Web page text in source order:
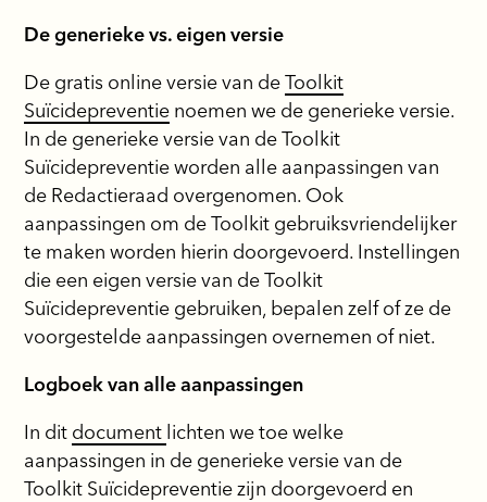
De generieke vs. eigen versie
De gratis online versie van deToolkit
Suïcidepreventie noemen we de generieke versie.
In de generieke versie van de Toolkit
Suïcidepreventie worden alle aanpassingen van
de Redactieraad overgenomen. Ook
aanpassingen om de Toolkit gebruiksvriendelijker
te maken worden hierin doorgevoerd. Instellingen
die een eigen versie van de Toolkit
Suïcidepreventie gebruiken, bepalen zelf of ze de
voorgestelde aanpassingen overnemen of niet.
Logboek van alle aanpassingen
In dit document lichten we toe welke
aanpassingen in de generieke versie van de
Toolkit Suïcidepreventie zijn doorgevoerd en